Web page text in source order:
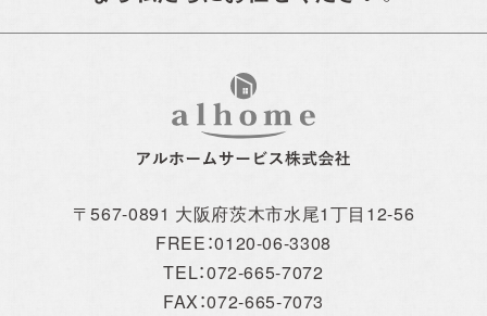
CONTACT
お電話・WEBからお気軽にご相談ください。
〒567-0891 大阪府茨木市水尾1丁目12-56
FREE：0120-06-3308
TEL：072-665-7072
FAX：072-665-7073